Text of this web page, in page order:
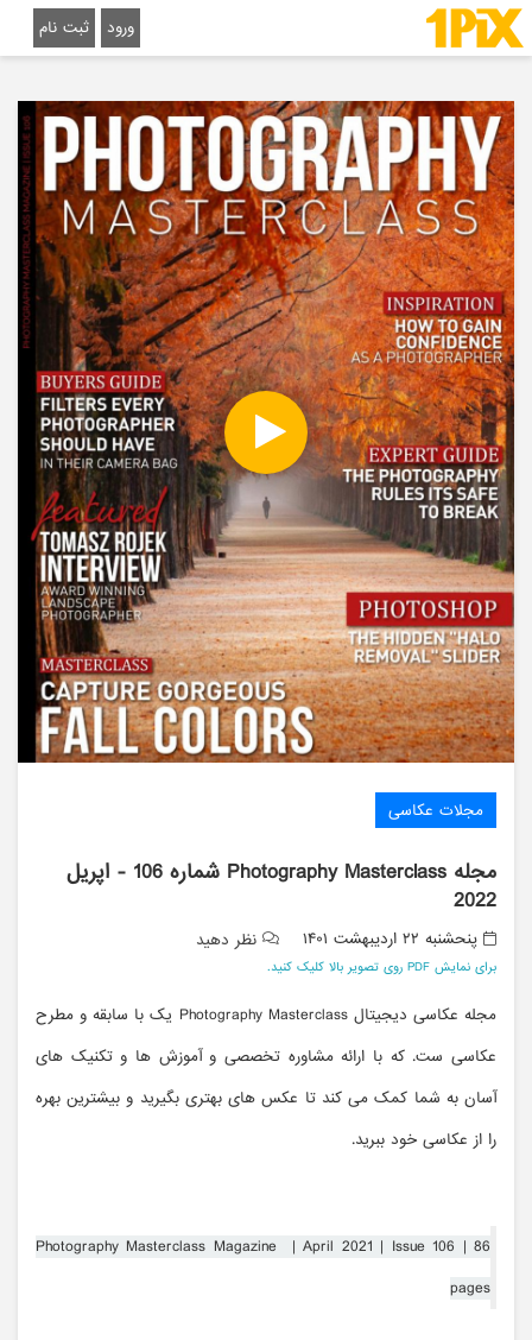
ورود ثبت نام
مجلات عکاسی
مجله Photography Masterclass شماره 106 - اپریل
2022
پنحشنبه ۲۲ ارديبهشت ۱۴۰۱ نظر دهید
برای نمایش PDF روی تصویر بالا کلیک کنید.
مجله عکاسی دیجیتال Photography Masterclass یک با سابقه و مطرح
عکاسی ست. که با ارائه مشاوره تخصصی و آموزش ها و تکنیک های
آسان به شما کمک می کند تا عکس های بهتری بگیرید و بیشترین بهره
را از عکاسی خود ببرید.
Photography Masterclass Magazine | April 2021 | Issue 106 | 86
pages